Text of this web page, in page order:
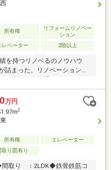
します。まずはお気軽に現地
の確認事項、ご見学希望のお
絡下さい。お問合せ先：0120-
所有権
リフォームリノベー
ション
レベーター 2階以上
を持つリノベるのノウハウ
詰まった、リノベーション空
、大切に住み繋いでいただけ
す。【お部屋】●2019年9月リ
南東向き・角部屋・3面採光
り良好●無垢フローリング●造
さ調整可能●機能性に優れた
製ガスコンロ３口(グリル付
可動式シャワーヘッドの蛇口
エリア】●快速停車駅の「松
りは商業施設が立ち並び、利
万円
2
所有権
エレベーター
取り図有り
取り ：2LDK◆鉄骨鉄筋コ